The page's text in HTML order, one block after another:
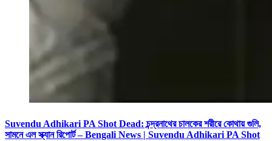
Suvendu Adhikari PA Shot Dead: চন্দ্রনাথের চালকের শরীরে কোথায় গুলি,
সামনে এল স্ক্যান রিপোর্ট – Bengali News | Suvendu Adhikari PA Shot